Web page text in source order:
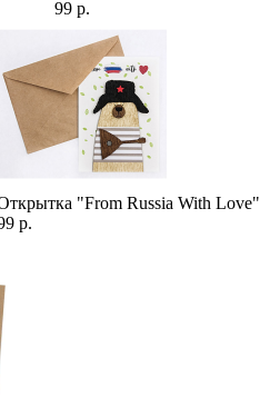
99 р.
"From Russia With Love"
р.